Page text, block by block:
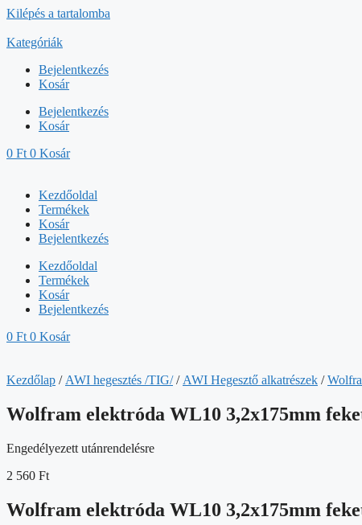
Kilépés a tartalomba
Kategóriák
Bejelentkezés
Kosár
Bejelentkezés
Kosár
0 Ft 0 Kosár
Kezdőoldal
Termékek
Kosár
Bejelentkezés
Kezdőoldal
Termékek
Kosár
Bejelentkezés
0 Ft 0 Kosár
Kezdőlap / AWI hegesztés /TIG// AWI Hegesztő alkatrészek /
Wolfram elektróda WL10 3,2x175mm
Engedélyezett utánrendelésre
2 560 Ft
Wolfram elektróda WL10 3,2x175mm